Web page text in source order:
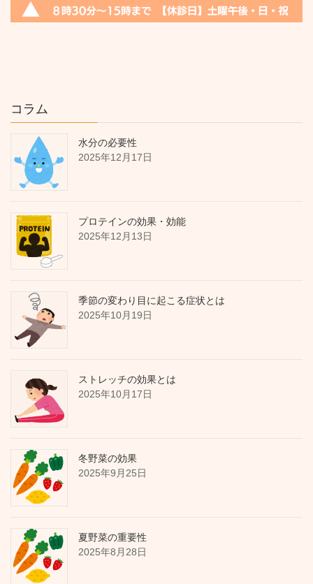
コラム
水分の必要性
2025年12月17日
プロテインの効果・効能
2025年12月13日
季節の変わり目に起こる症状とは
2025年10月19日
ストレッチの効果とは
2025年10月17日
冬野菜の効果
2025年9月25日
夏野菜の重要性
2025年8月28日